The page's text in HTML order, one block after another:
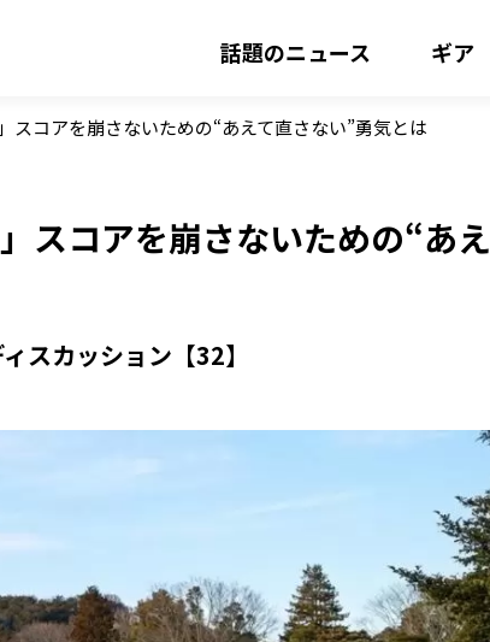
話題のニュース ギア
スコアを崩さないための“あえて直さない”勇気とは
スコアを崩さないための“あえ
スカッション【32】